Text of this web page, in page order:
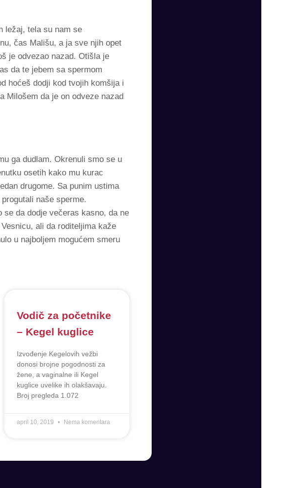
ležaj, tela su nam se
čas Mališu, a ja sve njih opet
je odvezao nazad. Otišla je
da te jebem sa spermom
hoćeš dodji kod tvojih komšija i
Milošem da je on odveze nazad
ga dudlam. Okrenuli smo se u
osetih kako mu kurac
drugome. Sa punim ustima
naše sperme.
da dodje večeras kasno, da ne
ali da roditeljima kaže
u najboljem mogućem smeru
Vodič za početnike
– Kegel kuglice
Izvođenje Kegelovih vežbi
donosi brojne pogodnosti za
žene, a vaginalne ili Kegel
kuglice uvelike ih olakšavaju.
Broj pregleda 1.072
april 10, 2019 Nema komentara